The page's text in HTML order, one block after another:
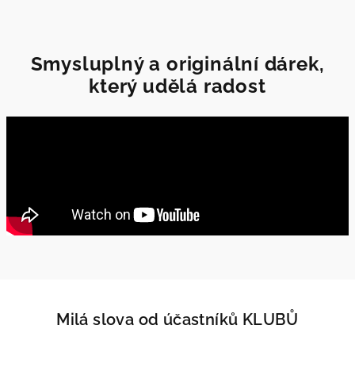
Smysluplný a originální dárek,
který udělá radost
Milá slova od účastníků KLUBŮ